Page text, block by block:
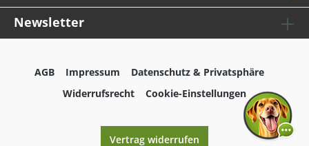
Newsletter
AGB Impressum
Datenschutz & Privatsphäre
Widerrufsrecht
Cookie-Einstellungen
Vertrag widerrufen